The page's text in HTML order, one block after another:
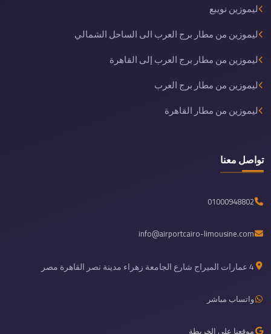
ليموزين نويبع
ليموزين من مطار برج العرب الى الساحل الشمالي
ليموزين من مطار برج العرب إلى القاهرة
ليموزين من مطار برج العرب
ليموزين من مطار القاهرة
تواصل معنا
01000948802
info@airportcairo-limousine.com
4 عمارات الميراج شارع الجامعة زهراء مدينة نصر القاهرة مصر
واتساب مباشر
موقعنا على الخريطة